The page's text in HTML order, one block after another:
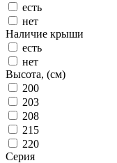
есть
нет
Наличие крыши
есть
нет
Высота, (см)
200
203
208
215
220
Серия